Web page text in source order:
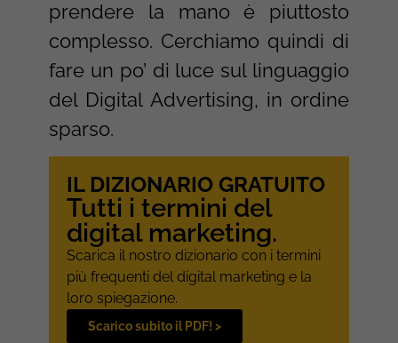
prendere la mano è piuttosto
complesso. Cerchiamo quindi di
fare un po’ di luce sul linguaggio
del Digital Advertising, in ordine
sparso.
IL DIZIONARIO GRATUITO
Tutti i termini del
digital marketing.
Scarica il nostro dizionario con i termini
più frequenti del digital marketing e la
loro spiegazione.
Scarico subito il PDF! >